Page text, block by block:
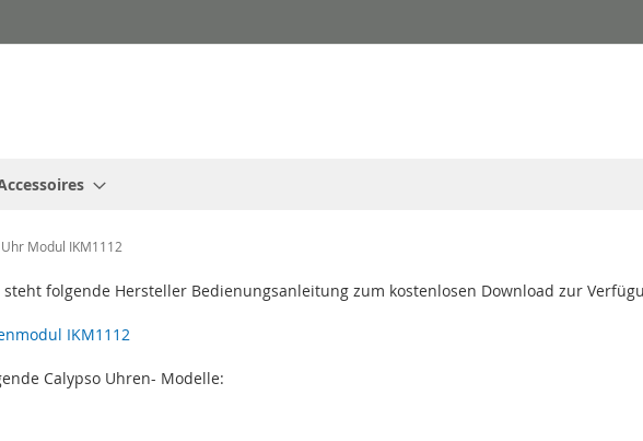
Modul IKM1112
folgende Hersteller Bedienungsanleitung zum kostenlosen Download zur
IKM1112
Calypso Uhren- Modelle: